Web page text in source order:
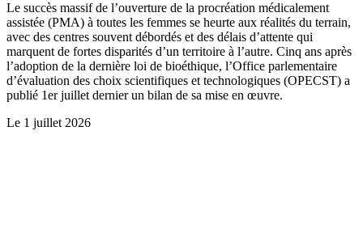
Le succès massif de l’ouverture de la procréation médicalement
assistée (PMA) à toutes les femmes se heurte aux réalités du terrain,
avec des centres souvent débordés et des délais d’attente qui
marquent de fortes disparités d’un territoire à l’autre. Cinq ans après
l’adoption de la dernière loi de bioéthique, l’Office parlementaire
d’évaluation des choix scientifiques et technologiques (OPECST) a
publié 1er juillet dernier un bilan de sa mise en œuvre.
Le 1 juillet 2026